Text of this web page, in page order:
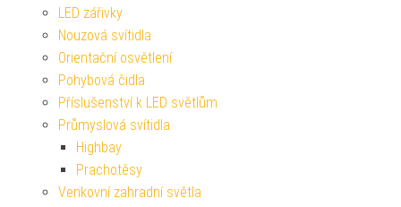
LED zářivky
Nouzová svítidla
Orientační osvětlení
Pohybová čidla
Příslušenství k LED světlům
Průmyslová svítidla
Highbay
Prachotěsy
Venkovní zahradní světla